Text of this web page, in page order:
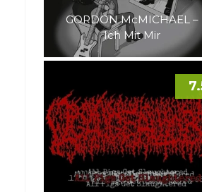
GORDON McMICHAEL –
Ich Mit Mir